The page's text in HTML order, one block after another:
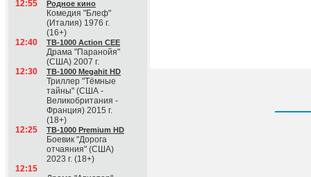
12:55
Родное кино
Комедия "Блеф"
(Италия) 1976 г.
(16+)
12:40
ТВ-1000 Action CEE
Драма "Паранойя"
(США) 2007 г.
12:30
ТВ-1000 Megahit HD
Триллер "Тёмные
тайны" (США -
Великобритания -
Франция) 2015 г.
(18+)
12:25
ТВ-1000 Premium HD
Боевик "Дорога
отчаяния" (США)
2023 г. (18+)
12:15